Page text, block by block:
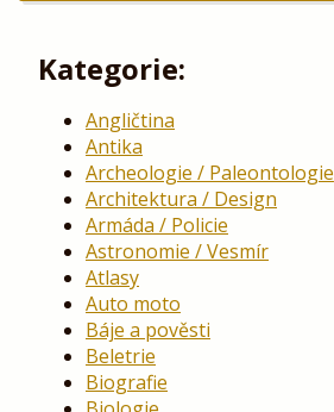
Kategorie:
Angličtina
Antika
Archeologie / Paleontologie
Architektura / Design
Armáda / Policie
Astronomie / Vesmír
Atlasy
Auto moto
Báje a pověsti
Beletrie
Biografie